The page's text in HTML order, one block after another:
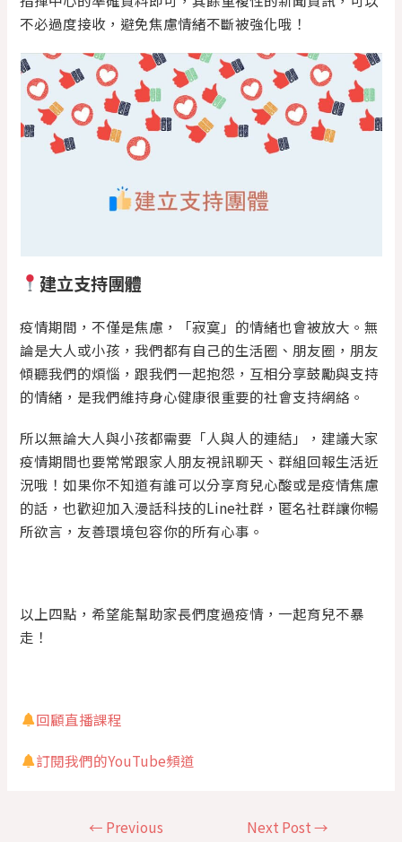
不必過度接收，避免焦慮情緒不斷被強化哦！
建立支持團體
疫情期間，不僅是焦慮，「寂寞」的情緒也會被放大。無
論是大人或小孩，我們都有自己的生活圈、朋友圈，朋友
傾聽我們的煩惱，跟我們一起抱怨，互相分享鼓勵與支持
的情緒，是我們維持身心健康很重要的社會支持網絡。
所以無論大人與小孩都需要「人與人的連結」，建議大家
疫情期間也要常常跟家人朋友視訊聊天、群組回報生活近
況哦！如果你不知道有誰可以分享育兒心酸或是疫情焦慮
的話，也歡迎加入漫話科技的Line社群，匿名社群讓你暢
所欲言，友善環境包容你的所有心事。
以上四點，希望能幫助家長們度過疫情，一起育兒不暴
走！
回顧直播課程
訂閱我們的YouTube頻道
← Previous
Next Post→